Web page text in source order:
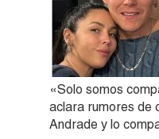
«Solo somos
aclara rumores de
Andrade y lo